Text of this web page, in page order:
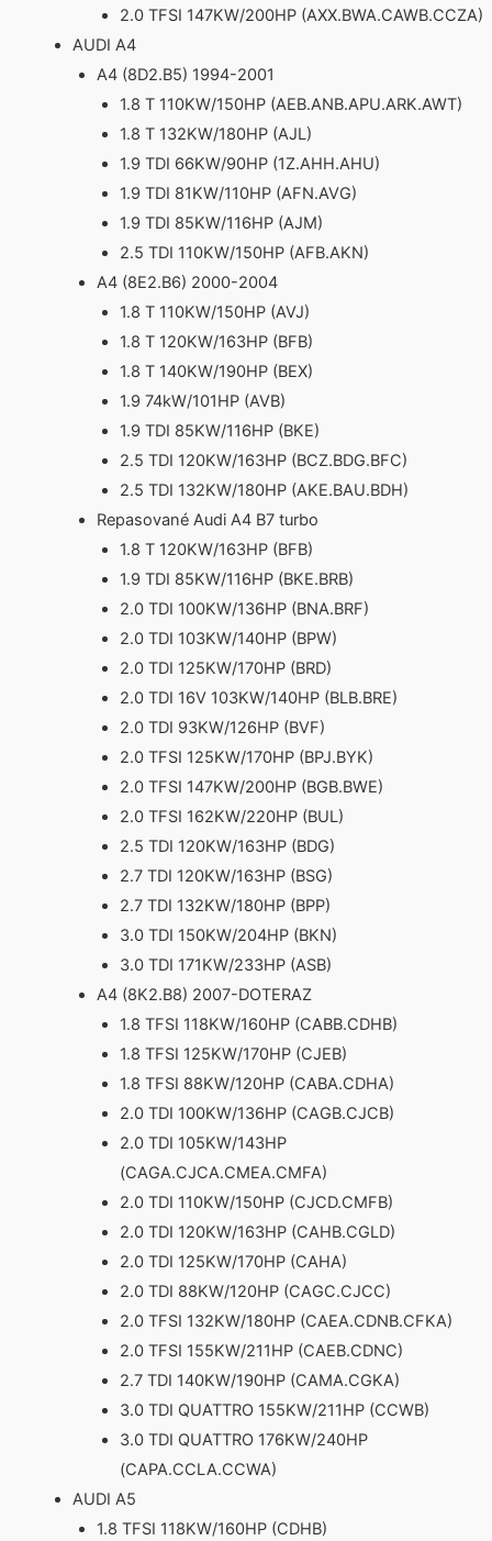
2.0 TFSI 147KW/200HP (AXX.BWA.CAWB.CCZA)
AUDI A4
A4 (8D2.B5) 1994-2001
1.8 T 110KW/150HP (AEB.ANB.APU.ARK.AWT)
1.8 T 132KW/180HP (AJL)
1.9 TDI 66KW/90HP (1Z.AHH.AHU)
1.9 TDI 81KW/110HP (AFN.AVG)
1.9 TDI 85KW/116HP (AJM)
2.5 TDI 110KW/150HP (AFB.AKN)
A4 (8E2.B6) 2000-2004
1.8 T 110KW/150HP (AVJ)
1.8 T 120KW/163HP (BFB)
1.8 T 140KW/190HP (BEX)
1.9 74kW/101HP (AVB)
1.9 TDI 85KW/116HP (BKE)
2.5 TDI 120KW/163HP (BCZ.BDG.BFC)
2.5 TDI 132KW/180HP (AKE.BAU.BDH)
Repasované Audi A4 B7 turbo
1.8 T 120KW/163HP (BFB)
1.9 TDI 85KW/116HP (BKE.BRB)
2.0 TDI 100KW/136HP (BNA.BRF)
2.0 TDI 103KW/140HP (BPW)
2.0 TDI 125KW/170HP (BRD)
2.0 TDI 16V 103KW/140HP (BLB.BRE)
2.0 TDI 93KW/126HP (BVF)
2.0 TFSI 125KW/170HP (BPJ.BYK)
2.0 TFSI 147KW/200HP (BGB.BWE)
2.0 TFSI 162KW/220HP (BUL)
2.5 TDI 120KW/163HP (BDG)
2.7 TDI 120KW/163HP (BSG)
2.7 TDI 132KW/180HP (BPP)
3.0 TDI 150KW/204HP (BKN)
3.0 TDI 171KW/233HP (ASB)
A4 (8K2.B8) 2007-DOTERAZ
1.8 TFSI 118KW/160HP (CABB.CDHB)
1.8 TFSI 125KW/170HP (CJEB)
1.8 TFSI 88KW/120HP (CABA.CDHA)
2.0 TDI 100KW/136HP (CAGB.CJCB)
2.0 TDI 105KW/143HP
(CAGA.CJCA.CMEA.CMFA)
2.0 TDI 110KW/150HP (CJCD.CMFB)
2.0 TDI 120KW/163HP (CAHB.CGLD)
2.0 TDI 125KW/170HP (CAHA)
2.0 TDI 88KW/120HP (CAGC.CJCC)
2.0 TFSI 132KW/180HP (CAEA.CDNB.CFKA)
2.0 TFSI 155KW/211HP (CAEB.CDNC)
2.7 TDI 140KW/190HP (CAMA.CGKA)
3.0 TDI QUATTRO 155KW/211HP (CCWB)
3.0 TDI QUATTRO 176KW/240HP
(CAPA.CCLA.CCWA)
AUDI A5
1.8 TFSI 118KW/160HP (CDHB)